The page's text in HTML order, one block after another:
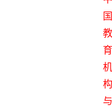
国
教
育
机
构
与